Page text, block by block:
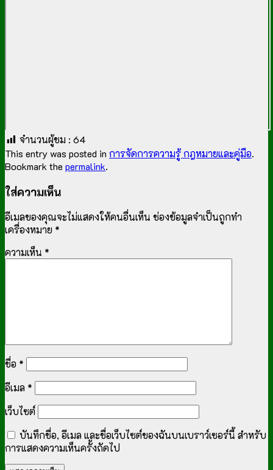
จำนวนผู้ชม : 64
This entry was posted in การจัดการความรู้ กฎหมายและคู่มือ.
Bookmark the permalink.
ใส่ความเห็น
อีเมลของคุณจะไม่แสดงให้คนอื่นเห็น ช่องข้อมูลจำเป็นถูกทำ
เครื่องหมาย *
ความเห็น *
ชื่อ *
อีเมล *
เว็บไซต์
บันทึกชื่อ, อีเมล และชื่อเว็บไซต์ของฉันบนเบราว์เซอร์นี้ สำหรับ
การแสดงความเห็นครั้งถัดไป